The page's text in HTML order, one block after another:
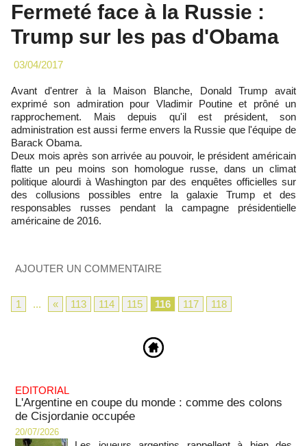
Fermeté face à la Russie :
Trump sur les pas d'Obama
03/04/2017
Avant d'entrer à la Maison Blanche, Donald Trump avait
exprimé son admiration pour Vladimir Poutine et prôné un
rapprochement. Mais depuis qu'il est président, son
administration est aussi ferme envers la Russie que l'équipe de
Barack Obama.
Deux mois après son arrivée au pouvoir, le président américain
flatte un peu moins son homologue russe, dans un climat
politique alourdi à Washington par des enquêtes officielles sur
des collusions possibles entre la galaxie Trump et des
responsables russes pendant la campagne présidentielle
américaine de 2016.
AJOUTER UN COMMENTAIRE
1 ... « 113 114 115 116 117 118
EDITORIAL
L'Argentine en coupe du monde : comme des colons
de Cisjordanie occupée
20/07/2026